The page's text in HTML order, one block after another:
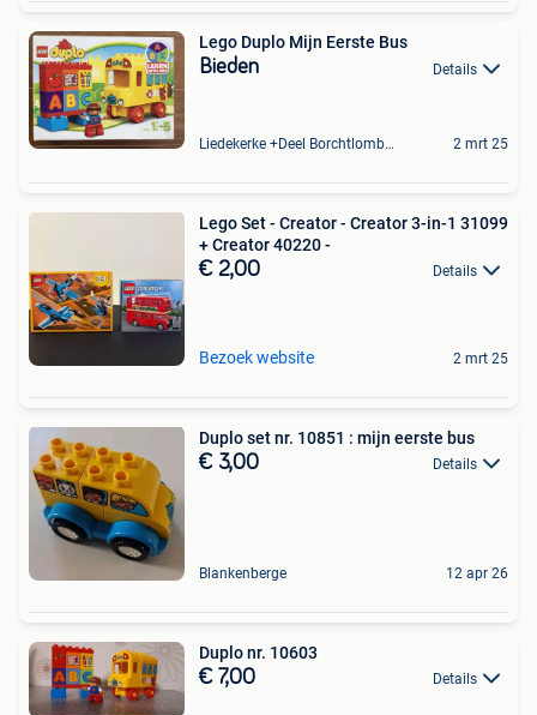
Lego Duplo Mijn Eerste Bus
Bieden Details
Liedekerke +Deel Borchtlombeek 2 mrt 25
Lego Set - Creator - Creator 3-in-1 31099
+ Creator 40220 -
€ 2,00 Details
Bezoek website 2 mrt 25
Duplo set nr. 10851 : mijn eerste bus
€ 3,00 Details
Blankenberge 12 apr 26
Duplo nr. 10603
€ 7,00 Details